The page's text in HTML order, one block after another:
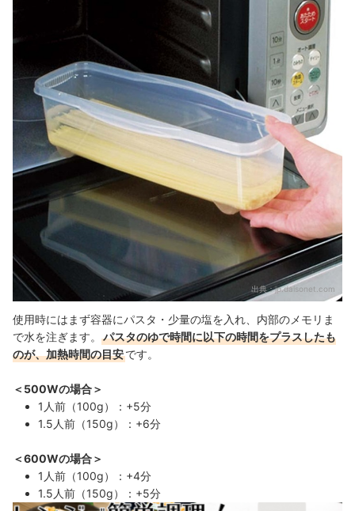
出典：jp.daisonet.com
使用時にはまず容器にパスタ・少量の塩を入れ、内部のメモリま
で水を注ぎます。
パスタのゆで時間に以下の時間をプラスしたも
のが、加熱時間の目安です。
＜500Wの場合＞
1人前（100g）：+5分
1.5人前（150g）：+6分
＜600Wの場合＞
1人前（100g）：+4分
1.5人前（150g）：+5分